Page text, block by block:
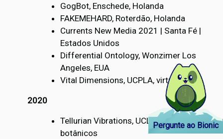
GogBot, Enschede, Holanda
FAKEMEHARD, Roterdão, Holanda
Currents New Media 2021 | Santa Fé |
Estados Unidos
Differential Ontology, Wonzimer Los
Angeles, EUA
Vital Dimensions, UCPLA, virtual
2020
Tellurian Vibrations, UCLA jardins
botânicos
Pergunte ao Bionic